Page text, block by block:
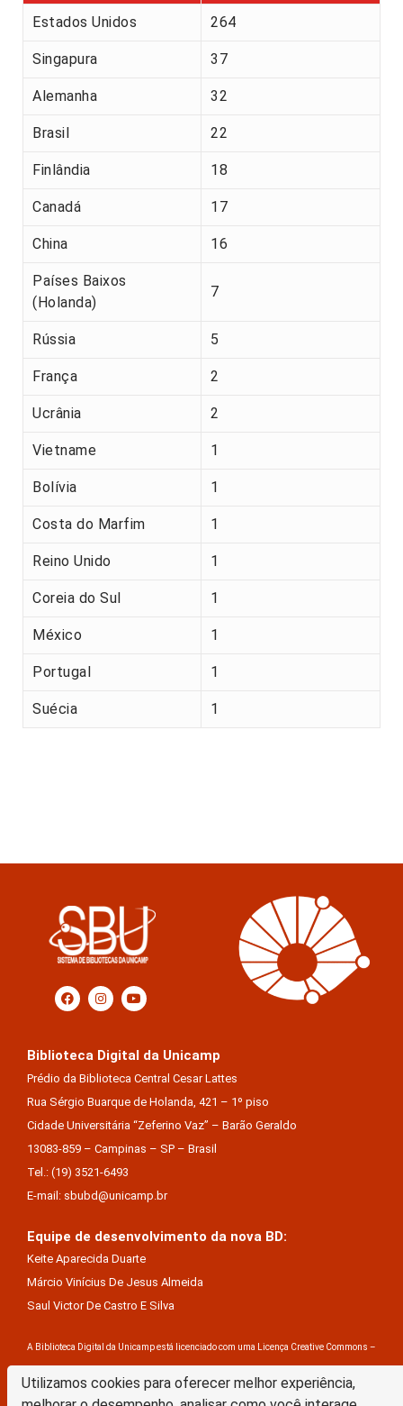
Utilizamos cookies para oferecer melhor experiência,
Estados Unidos 264
Singapura 37
Alemanha 32
Brasil 22
Finlândia 18
Canadá 17
China 16
Países Baixos
(Holanda)
7
Rússia 5
França 2
Ucrânia 2
Vietname 1
Bolívia 1
Costa do Marfim 1
Reino Unido 1
Coreia do Sul 1
México 1
Portugal 1
Suécia 1
Biblioteca Digital da Unicamp
Prédio da Biblioteca Central Cesar Lattes
Rua Sérgio Buarque de Holanda, 421 – 1º piso
Cidade Universitária “Zeferino Vaz” – Barão Geraldo
13083-859 – Campinas – SP – Brasil
Tel.: (19) 3521-6493
E-mail: sbubd@unicamp.br
Equipe de desenvolvimento da nova BD:
Keite Aparecida Duarte
Márcio Vinícius De Jesus Almeida
Saul Victor De Castro E Silva
A Biblioteca Digital da Unicamp está licenciado com uma Licença Creative Commons –